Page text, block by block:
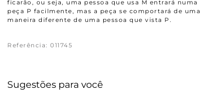
ficarão, ou seja, uma pessoa que usa M entrará numa
peça P facilmente, mas a peça se comportará de uma
maneira diferente de uma pessoa que vista P.
Referência: 011745
Sugestões para você